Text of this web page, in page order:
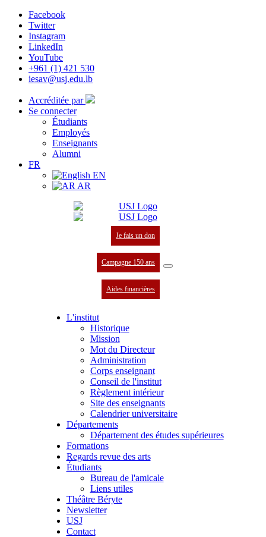
Facebook
Twitter
Instagram
LinkedIn
YouTube
+961 (1) 421 530
iesav@usj.edu.lb
Accréditée par
Se connecter
Étudiants
Employés
Enseignants
Alumni
FR
EN
AR
Je fais un don
Campagne 150 ans
Aides financières
L'institut
Historique
Mission
Mot du Directeur
Administration
Corps enseignant
Conseil de l'institut
Règlement intérieur
Site des enseignants
Calendrier universitaire
Départements
Département des études supérieures
Formations
Regards revue des arts
Étudiants
Bureau de l'amicale
Liens utiles
Théâtre Béryte
Newsletter
USJ
Contact